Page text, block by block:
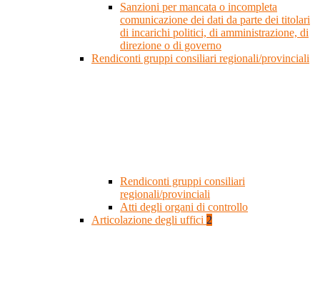
Sanzioni per mancata o incompleta
comunicazione dei dati da parte dei titolari
di incarichi politici, di amministrazione, di
direzione o di governo
Rendiconti gruppi consiliari regionali/provinciali
Rendiconti gruppi consiliari
regionali/provinciali
Atti degli organi di controllo
Articolazione degli uffici 2